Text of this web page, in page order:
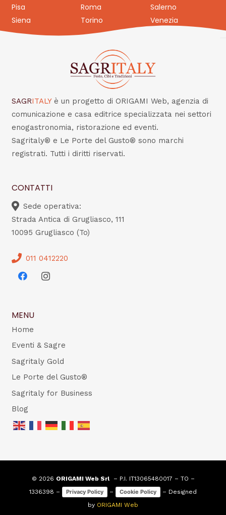
Pisa
Roma
Salerno
Siena
Torino Venezia
SAGRITALY è un progetto di ORIGAMI Web, agenzia di
comunicazione e casa editrice specializzata nei settori
enogastronomia, ristorazione ed eventi.
Sagritaly® e Le Porte del Gusto® sono marchi
registrati. Tutti i diritti riservati.
CONTATTI
Sede operativa:
Strada Antica di Grugliasco, 111
10095 Grugliasco (To)
011 0412220
MENU
Home
Eventi & Sagre
Sagritaly Gold
Le Porte del Gusto®
Sagritaly for Business
Blog
© 2026 ORIGAMI Web Srl– P.I. IT13065480017 – TO –
1336398 –
Privacy Policy – Cookie Policy
– Designed
by ORIGAMI Web